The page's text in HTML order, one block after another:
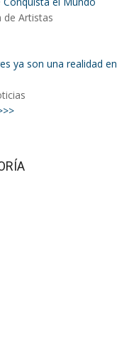
de Artistas
ya son una realidad en